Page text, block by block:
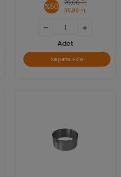
%50
70,00 TL
35,00 TL
Adet
Sepete Ekle